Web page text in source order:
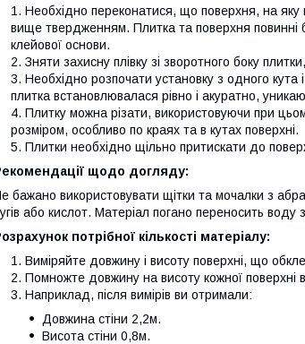
Необхідно переконатися, що поверхня, на яку
вище твердженням. Плитка та поверхня повинні
клейової основи.
Зняти захисну плівку зі зворотного боку
Необхідно розпочати установку з одного
плитка встановлювалася рівно і акуратно,
Плитку можна різати, використовуючи при
розміром, особливо по краях та в кутах поверхні.
Плитки необхідно щільно притискати до
щодо догляду:
бажано використовувати щітки та мочалки з
або кислот. Матеріал погано переносить воду
потрібної кількості матеріалу:
Виміряйте довжину і висоту поверхні, що
Помножте довжину на висоту кожної поверхні
Наприклад, після вимірів ви отримали:
Довжина стіни 2,2м.
Висота стіни 0,8м.